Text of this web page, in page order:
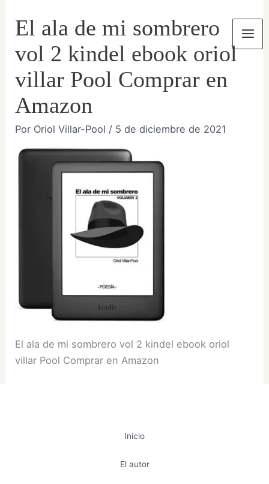
El ala de mi sombrero
vol 2 kindel ebook oriol
villar Pool Comprar en
Amazon
Por Oriol Villar-Pool / 5 de diciembre de 2021
El ala de mi sombrero vol 2 kindel ebook oriol
villar Pool Comprar en Amazon
Inicio
El autor